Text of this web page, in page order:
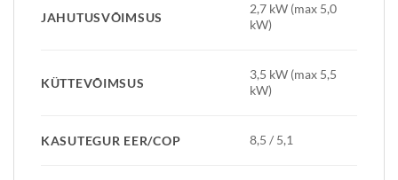
JAHUTUSVÕIMSUS
2,7 kW (max 5,0
kW)
KÜTTEVÕIMSUS
3,5 kW (max 5,5
kW)
KASUTEGUR EER/COP 8,5 / 5,1